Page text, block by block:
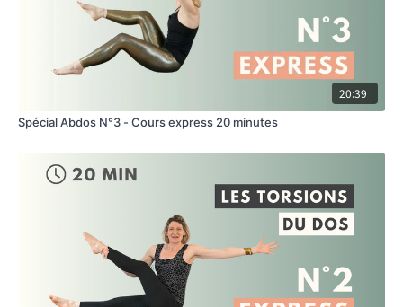
20:39
Spécial Abdos N°3 - Cours express 20 minutes